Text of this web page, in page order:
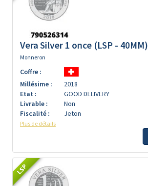
Vera Silver 1 once (LSP - 40MM)
Monneron
Coffre :
Millésime :
2018
Etat :
GOOD DELIVERY
Livrable :
Non
Fiscalité :
Jeton
Plus de détails
LSP